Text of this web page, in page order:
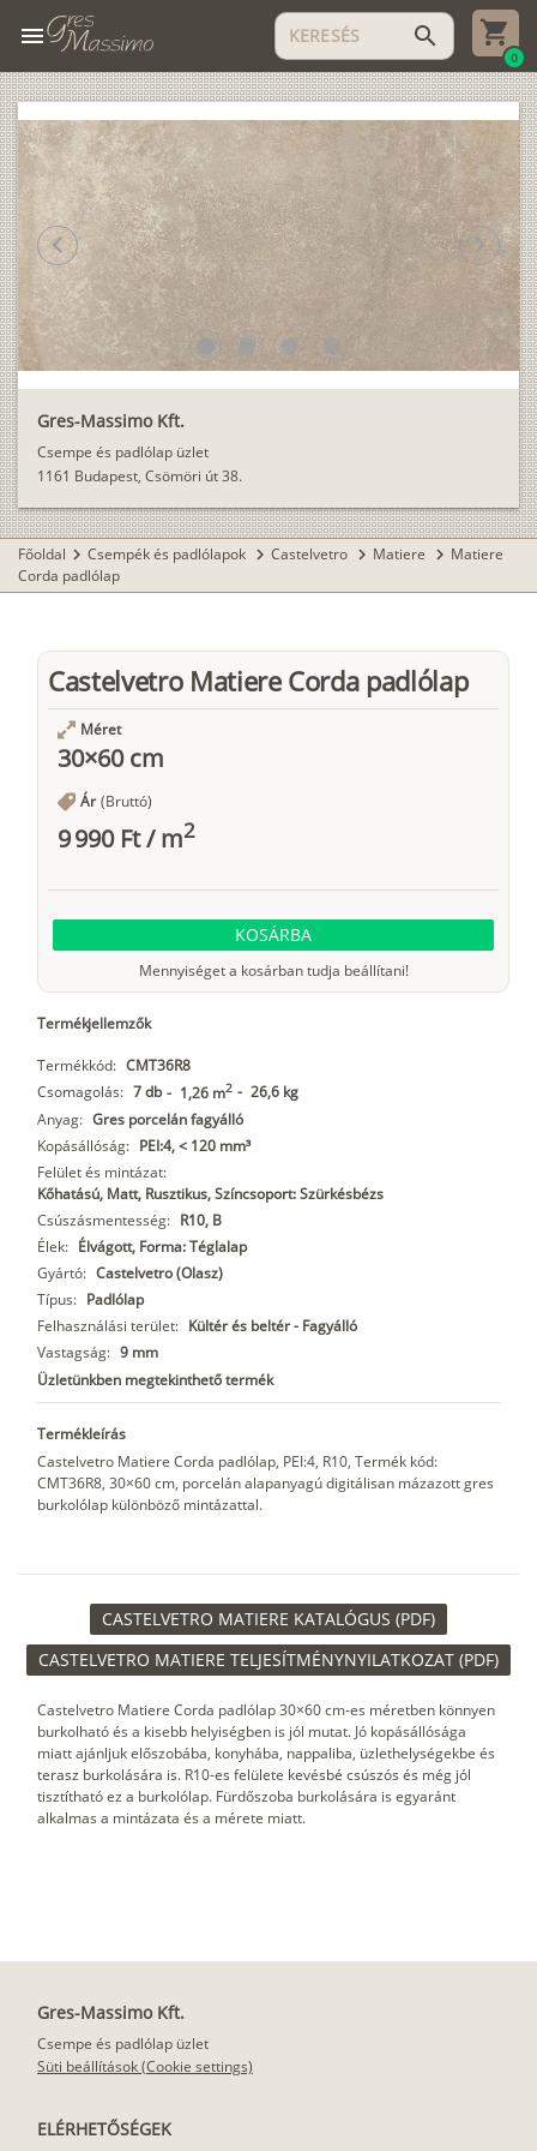
menu search
0
Gres-Massimo Kft.
Csempe és padlólap üzlet
1161 Budapest, Csömöri út 38.
lens lens lens
chevron_left chevron_right
Főoldal chevron_right Csempék és padlólapok chevron_right Castelvetro chevron_right Matiere chevron_right Matiere
Corda padlólap
Castelvetro Matiere Corda padlólap
Méret
30×60 cm
Ár (Bruttó)
9 990 Ft/m2
KOSÁRBA
Mennyiséget a kosárban tudja beállítani!
Termékjellemzők
Termékkód: CMT36R8
Csomagolás: 7 db - 1,26 m2 - 26,6 kg
Anyag: Gres porcelán fagyálló
Kopásállóság: PEI:4, < 120 mm³
Felület és mintázat:
Kőhatású, Matt, Rusztikus, Színcsoport: Szürkésbézs
Csúszásmentesség: R10, B
Élek: Élvágott, Forma: Téglalap
Gyártó: Castelvetro (Olasz)
Típus: Padlólap
Felhasználási terület: Kültér és beltér - Fagyálló
Vastagság: 9 mm
Üzletünkben megtekinthető termék
Termékleírás
Castelvetro Matiere Corda padlólap, PEI:4, R10, Termék kód:
CMT36R8, 30×60 cm, porcelán alapanyagú digitálisan mázazott gres
burkolólap különböző mintázattal.
CASTELVETRO MATIERE KATALÓGUS (PDF)
CASTELVETRO MATIERE TELJESÍTMÉNYNYILATKOZAT (PDF)
Castelvetro Matiere Corda padlólap 30×60 cm-es méretben könnyen
burkolható és a kisebb helyiségben is jól mutat. Jó kopásállósága
miatt ajánljuk előszobába, konyhába, nappaliba, üzlethelységekbe és
terasz burkolására is. R10-es felülete kevésbé csúszós és még jól
tisztítható ez a burkolólap. Fürdőszoba burkolására is egyaránt
alkalmas a mintázata és a mérete miatt.
Gres-Massimo Kft.
Csempe és padlólap üzlet
Süti beállítások (Cookie settings)
ELÉRHETŐSÉGEK